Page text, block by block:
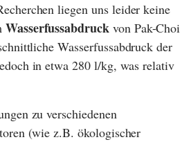
liegen uns leider keine
Wasserfussabdruckvon Pak-Choi
Wasserfussabdruck der
in etwa 280 l/kg, was relativ
zu verschiedenen
(wie z.B. ökologischer